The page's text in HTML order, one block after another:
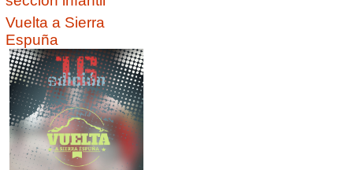
Vuelta a Sierra
Espuña